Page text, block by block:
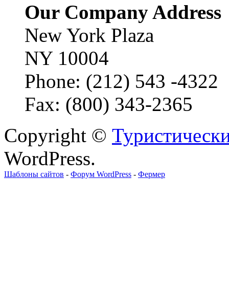
Our Company Address
New York Plaza
NY 10004
Phone: (212) 543 -4322
Fax: (800) 343-2365
Copyright ©
WordPress.
Шаблоны сайтов - Форум WordPress - Фермер